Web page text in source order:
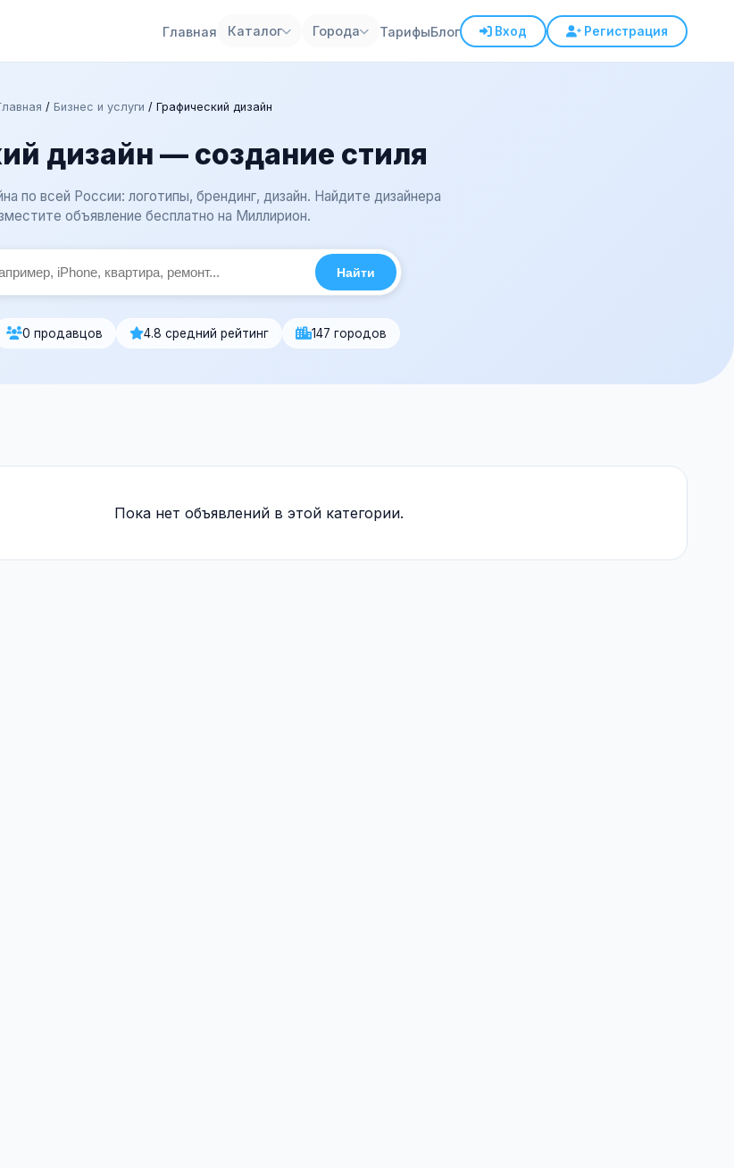
Главная Каталог Города ТарифыБлог Вход Регистрация
/ Бизнес и услуги / Графический дизайн
дизайн — создание стиля
по всей России: логотипы, брендинг, дизайн. Найдите дизайнера
объявление бесплатно на Миллирион.
Найти
0 продавцов 4.8 средний рейтинг 147 городов
Пока нет объявлений в этой категории.